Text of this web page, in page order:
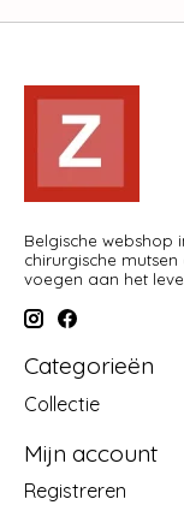
Belgische webshop
chirurgische
voegen aan het
Categorieën
Collectie
Mijn account
Registreren